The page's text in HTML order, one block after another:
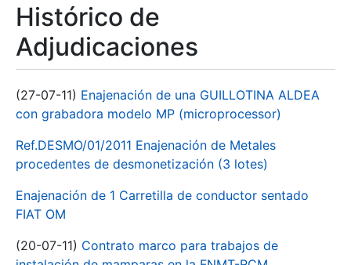
Histórico de
Adjudicaciones
(27-07-11) Enajenación de una GUILLOTINA ALDEA
con grabadora modelo MP (microprocessor)
Ref.DESMO/01/2011 Enajenación de Metales
procedentes de desmonetización (3 lotes)
Enajenación de 1 Carretilla de conductor sentado
FIAT OM
(20-07-11) Contrato marco para trabajos de